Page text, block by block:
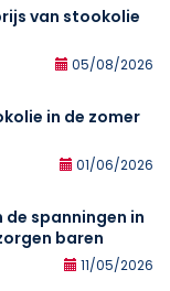
van stookolie
05/08/2026
in de zomer
01/06/2026
spanningen in
baren
11/05/2026